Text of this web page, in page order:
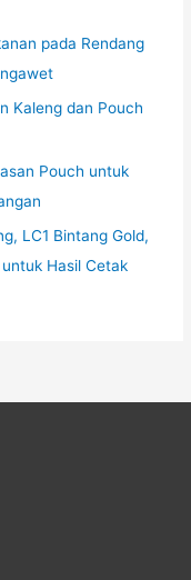
pada Rendang
Kaleng dan Pouch
Pouch untuk
LC1 Bintang Gold,
Hasil Cetak